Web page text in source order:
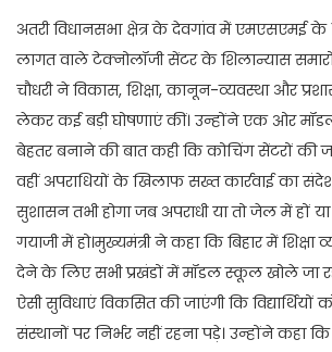
अतरी विधानसभा क्षेत्र के देवगांव में एमएसएमई
लागत वाले टेक्नोलॉजी सेंटर के शिलान्यास
चौधरी ने विकास, शिक्षा, कानून-व्यवस्था और
लेकर कई बड़ी घोषणाएं कीं। उन्होंने एक ओर
बेहतर बनाने की बात कही कि कोचिंग सेंटरों की
वहीं अपराधियों के खिलाफ सख्त कार्रवाई का
सुशासन तभी होगा जब अपराधी या तो जेल में हों
गयाजी में हो।मुख्यमंत्री ने कहा कि बिहार में शिक्षा
देने के लिए सभी प्रखंडों में मॉडल स्कूल खोले जा
ऐसी सुविधाएं विकसित की जाएंगी कि विद्यार्थियों
संस्थानों पर निर्भर नहीं रहना पड़े। उन्होंने कहा